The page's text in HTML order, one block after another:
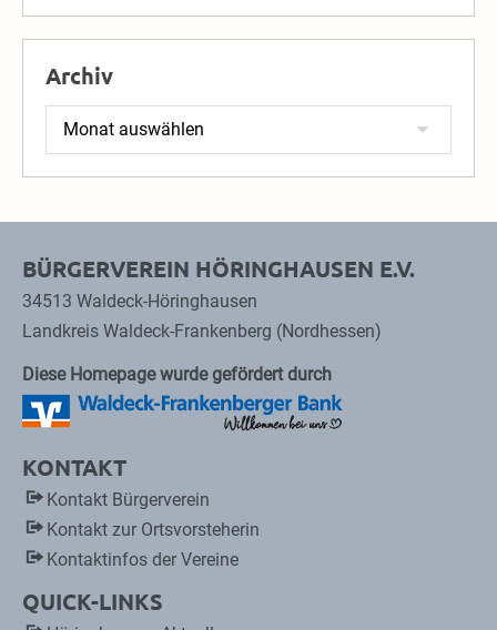
Archiv
Archiv
BÜRGERVEREIN HÖRINGHAUSEN E.V.
34513 Waldeck-Höringhausen
Landkreis Waldeck-Frankenberg (Nordhessen)
Diese Homepage wurde gefördert durch
KONTAKT
Kontakt Bürgerverein
Kontakt zur Ortsvorsteherin
Kontaktinfos der Vereine
QUICK-LINKS